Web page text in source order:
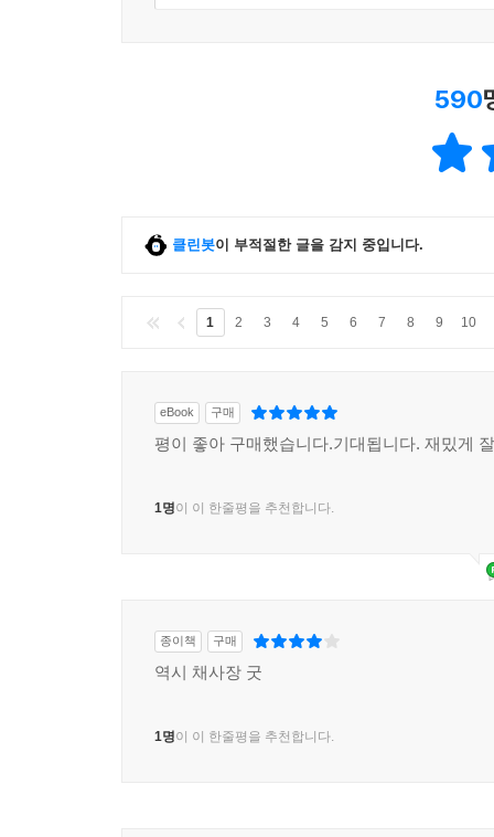
590
클린봇이 부적절한 글을 감지 중입니다.
1 2 3 4 5 6 7 8 9 10
eBook 구매
평이 좋아 구매했습니다.기대됩니다. 재밌게
1명이 이 한줄평을 추천합니다.
종이책 구매
역시 채사장 굿
1명이 이 한줄평을 추천합니다.